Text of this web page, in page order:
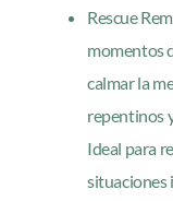
Rescue
momentos
calmar la
repentinos
Ideal para
situaciones